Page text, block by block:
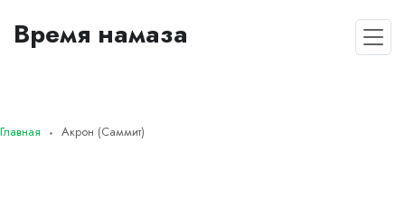
Время намаза
Главная Акрон (Саммит)